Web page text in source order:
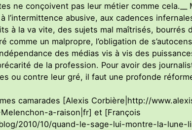
ne conçoivent pas leur métier comme
l’intermittence abusive, aux cadences
à la va vite, des sujets mal maîtrisés, bourrés
un malpropre, l’obligation de
des médias vis à vis des
de la profession. Pour avoir des
ou contre leur gré, il faut une profonde
camarades [Alexis Corbière|http://
a-raison|fr] et [François
2010/10/quand-le-sage-lui-montre-la-lune-